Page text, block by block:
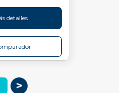
detalles
>